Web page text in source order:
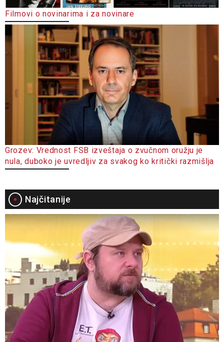
Filmovi o novinarima i za novinare
Grozev: Vrednost FSB izveštaja o zvučnom oružju je
nula, duboko je uvredljiv za svakog ko kritički razmišlja
Najčitanije